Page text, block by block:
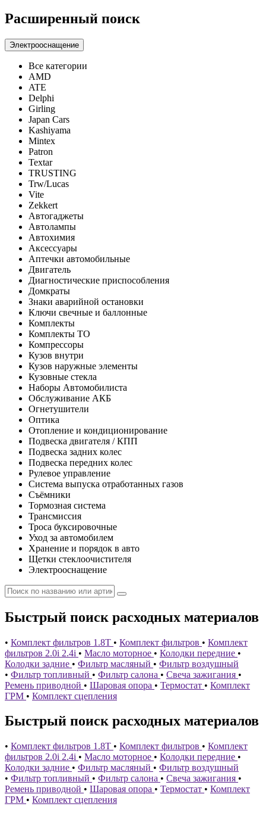
Расширенный поиск
Электрооснащение
Все категории
AMD
ATE
Delphi
Girling
Japan Cars
Kashiyama
Mintex
Patron
Textar
TRUSTING
Trw/Lucas
Vite
Zekkert
Автогаджеты
Автолампы
Автохимия
Аксессуары
Аптечки автомобильные
Двигатель
Диагностические приспособления
Домкраты
Знаки аварийной остановки
Ключи свечные и баллонные
Комплекты
Комплекты ТО
Компрессоры
Кузов внутри
Кузов наружные элементы
Кузовные стекла
Наборы Автомобилиста
Обслуживание АКБ
Огнетушители
Оптика
Отопление и кондиционирование
Подвеска двигателя / КПП
Подвеска задних колес
Подвеска передних колес
Рулевое управление
Система выпуска отработанных газов
Съёмники
Тормозная система
Трансмиссия
Троса буксировочные
Уход за автомобилем
Хранение и порядок в авто
Щетки стеклоочистителя
Электрооснащение
Быстрый поиск расходных материалов
• Комплект фильтров 1.8T • Комплект фильтров • Комплект
фильтров 2.0i 2.4i • Масло моторное • Колодки передние •
Колодки задние • Фильтр масляный • Фильтр воздушный
• Фильтр топливный • Фильтр салона • Свеча зажигания •
Ремень приводной • Шаровая опора • Термостат • Комплект
ГРМ • Комплект сцепления
Быстрый поиск расходных материалов
• Комплект фильтров 1.8T • Комплект фильтров • Комплект
фильтров 2.0i 2.4i • Масло моторное • Колодки передние •
Колодки задние • Фильтр масляный • Фильтр воздушный
• Фильтр топливный • Фильтр салона • Свеча зажигания •
Ремень приводной • Шаровая опора • Термостат • Комплект
ГРМ • Комплект сцепления